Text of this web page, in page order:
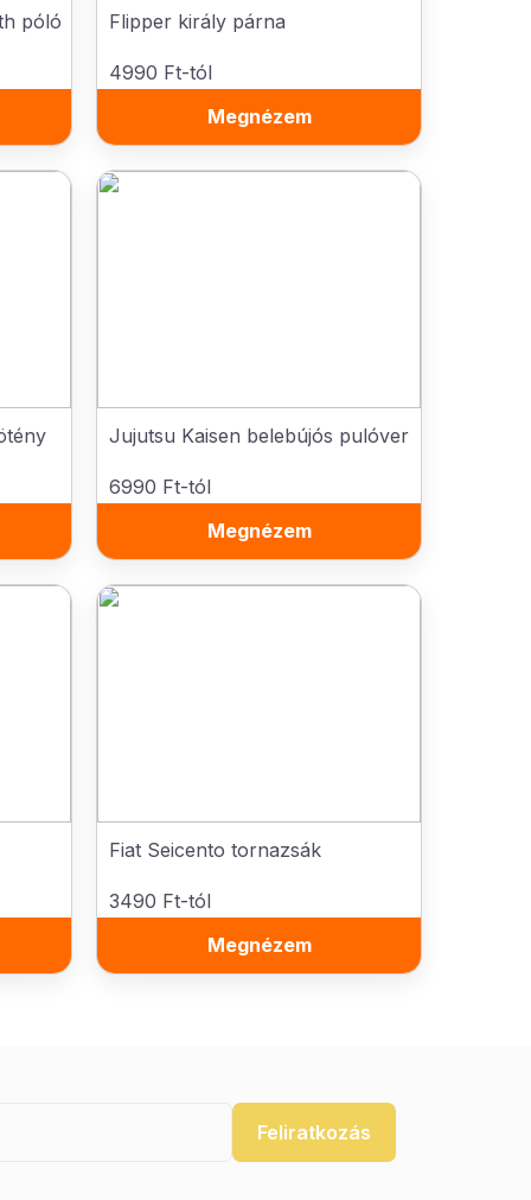
póló Flipper király párna
4990 Ft-tól
Megnézem
Jujutsu Kaisen belebújós pulóver
6990 Ft-tól
Megnézem
Fiat Seicento tornazsák
3490 Ft-tól
Megnézem
Feliratkozás